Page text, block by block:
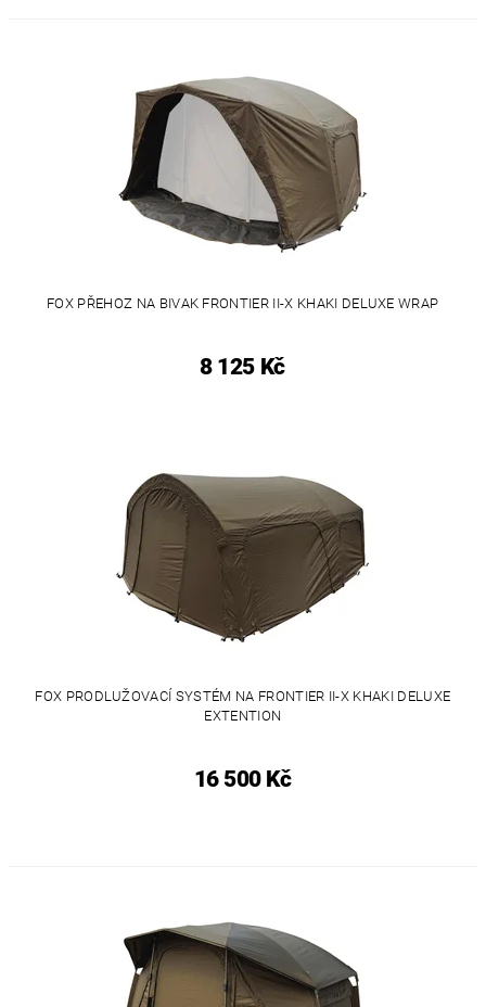
FOX PŘEHOZ NA BIVAK FRONTIER II-X KHAKI DELUXE WRAP
8 125 Kč
FOX PRODLUŽOVACÍ SYSTÉM NA FRONTIER II-X KHAKI DELUXE
EXTENTION
16 500 Kč